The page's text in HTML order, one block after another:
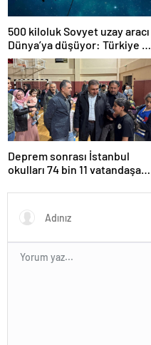
500 kiloluk Sovyet uzay aracı
Dünya’ya düşüyor: Türkiye de
risk altında
Deprem sonrası İstanbul
okulları 74 bin 11 vatandaşa